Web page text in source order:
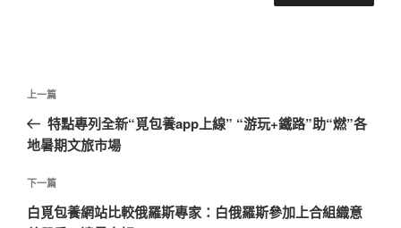
文
導
覽
上
一
篇
章
上一篇
特點專列全新“覓包養app上線” “游玩+鐵路”助“燃”各
地暑期文旅市場
下
一
下一篇
白覓包養網站比較俄羅斯專家：白俄羅斯參加上合組織意